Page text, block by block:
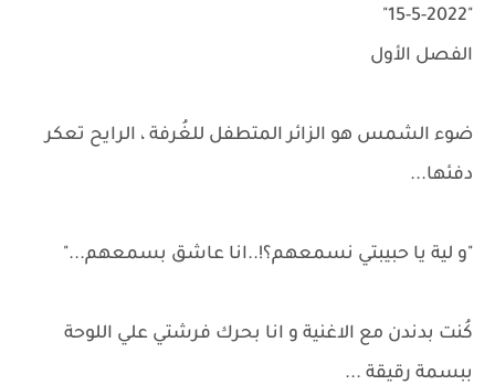
"15-5-2022"
الفصل الأول
ضوء الشمس هو الزائر المتطفل للغُرفة ، الرايح تعكر
دفئها...
"و لية يا حبيبتي نسمعهم؟!..انا عاشق بسمعهم..."
كُنت بدندن مع الاغنية و انا بحرك فرشتي علي اللوحة
ببسمة رقيقة ...